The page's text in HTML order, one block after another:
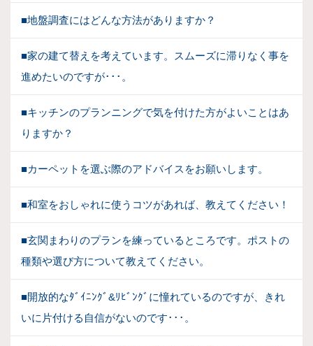
■地盤調査にはどんな方法がありますか？
■家の建て替えを考えています。スムーズに滞りなく事を
進めたいのですが･･･。
■キッチンのプランニングで気を付けた方がよいことはあ
りますか？
■カーペットを選ぶ際のアドバイスをお願いします。
■和室をおしゃれに使うコツがあれば、教えてください！
■玄関まわりのプランを練っているところです。ポストの
種類や選び方について教えてください。
■開放的なﾀﾞｲﾆﾝｸﾞ&ﾘﾋﾞﾝｸﾞに憧れているのですが、きれ
いに片付ける自信がないのです･･･。